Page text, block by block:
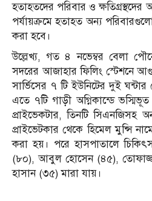
হতাহতদের পরিবার ও ক্ষতিগ্রস্থদের
পর্যায়ক্রমে হতাহত অন্য
করা হবে।
উল্লেখ্য, গত ৪ নভেম্বর বেলা
সদরের আজাহার ফিলিং স্টেশনে
সার্ভিসের ৭ টি ইউনিটের দুই ঘন্টার
এতে ৭টি গাড়ী অগ্নিকান্ডে
প্রাইভেকটার, তিনটি সিএনজিসহ
প্রাইভেটকার থেকে হিমেল মুন্সি
করা হয়। পরে হাসপাতালে
(৮০), আবুল হোসেন (৪৫),
হাসান (৩৫) মারা যায়।